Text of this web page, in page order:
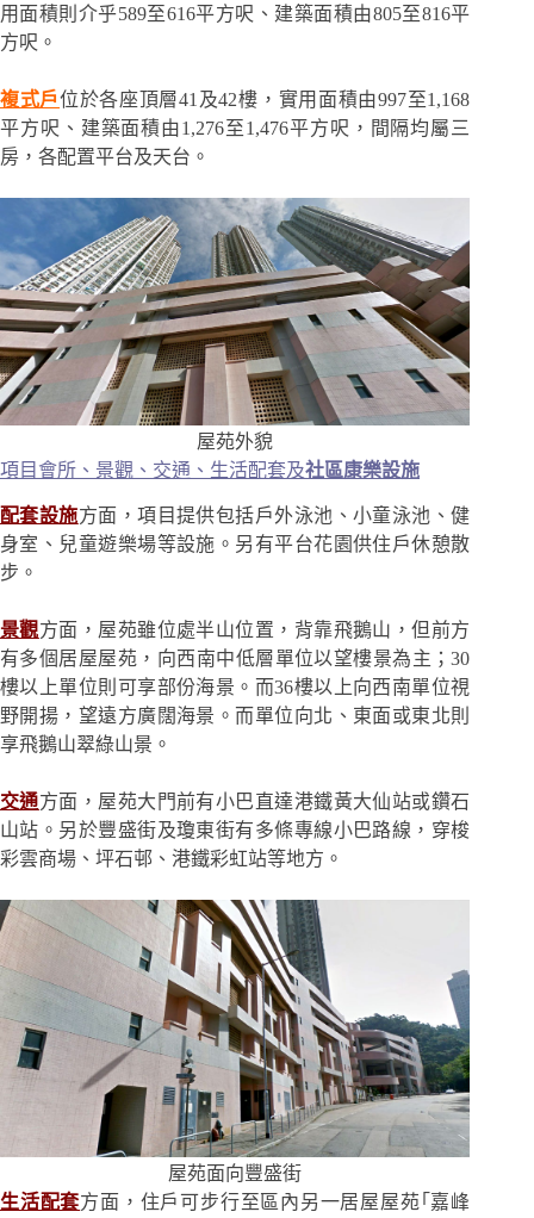
用面積則介乎589至616平方呎、建築面積由805至816平
方呎。
複式戶位於各座頂層41及42樓，實用面積由997至1,168
平方呎、建築面積由1,276至1,476平方呎，間隔均屬三
房，各配置平台及天台。
屋苑外貌
項目會所、景觀、交通、生活配套及社區康樂設施
配套設施方面，項目提供包括戶外泳池、小童泳池、健
身室、兒童遊樂場等設施。另有平台花園供住戶休憩散
步。
景觀方面，屋苑雖位處半山位置，背靠飛鵝山，但前方
有多個居屋屋苑，向西南中低層單位以望樓景為主；30
樓以上單位則可享部份海景。而36樓以上向西南單位視
野開揚，望遠方廣闊海景。而單位向北、東面或東北則
享飛鵝山翠綠山景。
交通方面，屋苑大門前有小巴直達港鐵黃大仙站或鑽石
山站。另於豐盛街及瓊東街有多條專線小巴路線，穿梭
彩雲商場、坪石邨、港鐵彩虹站等地方。
屋苑面向豐盛街
生活配套方面，住戶可步行至區內另一居屋屋苑｢嘉峰